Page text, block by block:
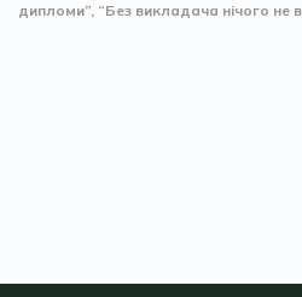
дипломи”, “Без викладача нічого не